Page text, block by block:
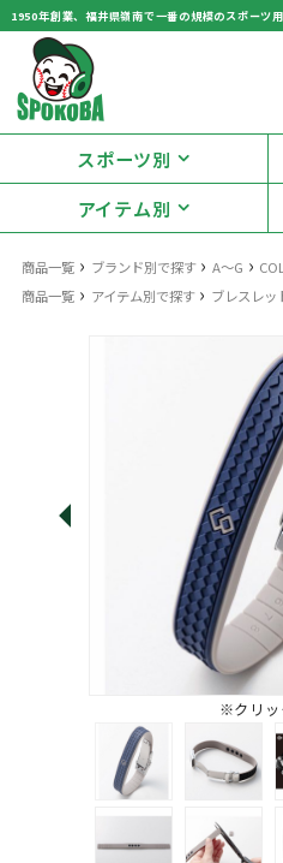
1950年創業、福井県嶺南で一番の規模のスポーツ
スポーツ別
アイテム別
商品一覧 › ブランド別で探す› A～G ›
商品一覧 › アイテム別で探す› ブレスレッ
※クリッ